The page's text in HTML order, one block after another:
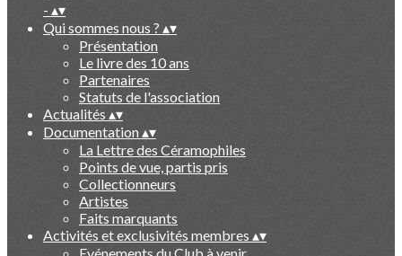
- ▴▾
Qui sommes nous ? ▴▾
Présentation
Le livre des 10 ans
Partenaires
Statuts de l'association
Actualités ▴▾
Documentation▴▾
La Lettre des Céramophiles
Points de vue, partis pris
Collectionneurs
Artistes
Faits marquants
Activités et exclusivités membres ▴▾